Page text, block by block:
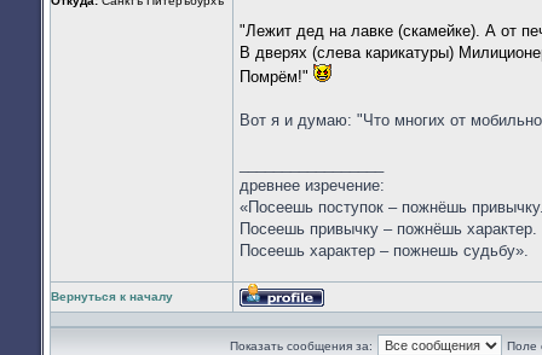
"Лежит дед на лавке (скамейке). А от
В дверях (слева карикатуры)
Помрём!"
Вот я и думаю: "Что многих от
древнее изречение:
«Посеешь поступок – пожнёшь
Посеешь привычку – пожнёшь характер.
Посеешь характер – пожнешь судьбу».
Вернуться к началу
Профиль
Показать сообщения за: Поле